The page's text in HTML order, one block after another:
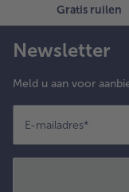
Gratis ruilen
Newsletter
Meld u aan voor
E-mailadres*